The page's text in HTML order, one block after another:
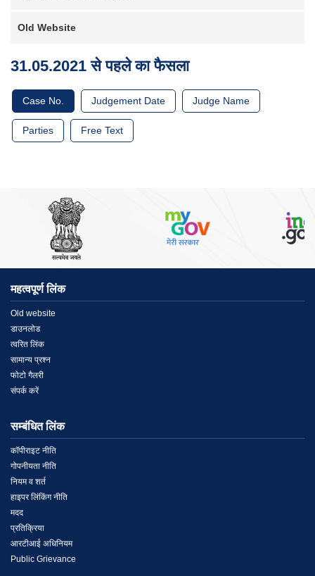
आदेश
न्यायालय
परिपत्र/
आदेश
अधिनियम
Miscellaneous
Old Website
31.05.2021 से पहले का फैसला
Case No. Judgement Date Judge Name
Parties Free Text
महत्वपूर्ण लिंक
Menu
Link
1
Old website
डाउनलोड
त्वरित लिंक
सामान्य प्रश्न
फोटो गैलरी
संपर्क करें
सम्बंधित लिंक
Menu
Link
2
कॉपीराइट नीति
गोपनीयता नीति
नियम व शर्त
हाइपर लिंकिंग नीति
मदद
प्रतिक्रिया
आरटीआई अधिनियम
Public Grievance